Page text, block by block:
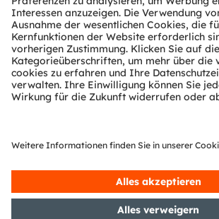
© 2026 ams-OSRAM AG. All rights reserved.
Datenschutzerklärung Nutzungsbedingungen
ImpressumCookie PolicyAI Policy